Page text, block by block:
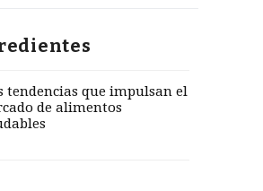
tendencias que impulsan el
de alimentos